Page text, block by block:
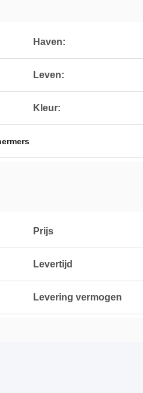
Haven:
Leven:
Kleur:
Prijs
Levertijd
Levering vermogen